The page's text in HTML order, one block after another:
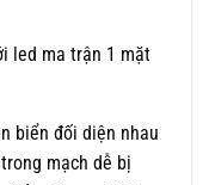
led ma trận 1 mặt
biển đối diện nhau
mạch dễ bị